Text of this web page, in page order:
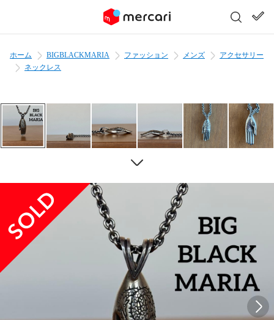
ホーム BIGBLACKMARIA ファッション メンズ
アクセサリー
ネックレス